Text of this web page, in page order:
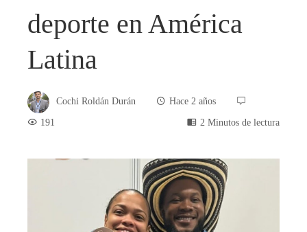
deporte en América
Latina
Cochi Roldán Durán
Hace 2 años
191
2 Minutos de lectura